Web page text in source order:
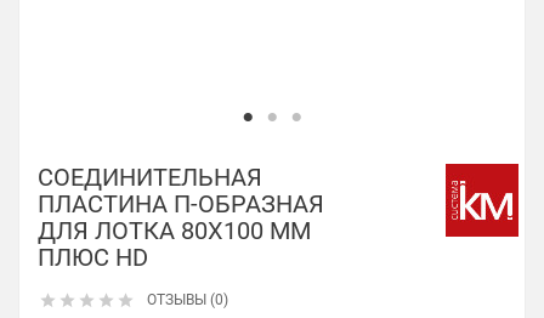
СОЕДИНИТЕЛЬНАЯ
ПЛАСТИНА П-ОБРАЗНАЯ
ДЛЯ ЛОТКА 80Х100 ММ
ПЛЮС HD
     ОТЗЫВЫ (0)